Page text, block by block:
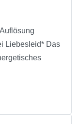
Liebesleid* Das